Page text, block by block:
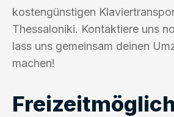
kostengünstigen
Thessaloniki. Kontaktiere uns
lass uns gemeinsam deinen
machen!